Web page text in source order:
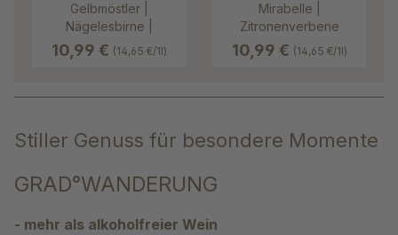
Gelbmöstler |
Nägelesbirne |
Schweizer
Wasserbirne
10,99 € (14,65 €/1l)
Mirabelle |
Zitronenverbene
10,99 € (14,65 €/1l)
Stiller Genuss für besondere Momente
GRAD°WANDERUNG
- mehr als alkoholfreier Wein